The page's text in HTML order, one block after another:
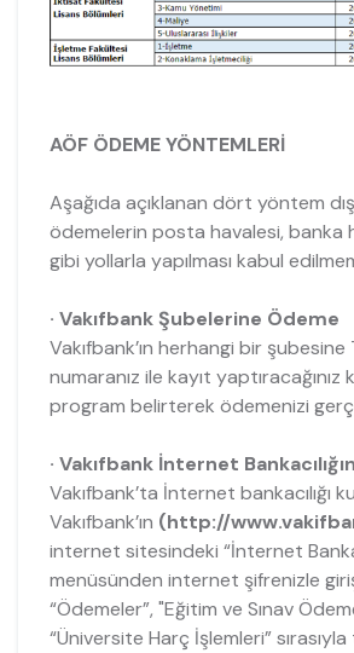
AÖF ÖDEME YÖNTEMLERİ
Aşağıda açıklanan dört yöntem
ödemelerin posta havalesi, banka
gibi yollarla yapılması kabul
· Vakıfbank Şubelerine Ödeme
Vakıfbank’ın herhangi bir şubesine
numaranız ile kayıt
program belirterek ödemenizi
· Vakıfbank İnternet
Vakıfbank’ta İnternet bankacılığı
Vakıfbank’ın (http://
internet sitesindeki “İnternet
menüsünden internet şifrenizle
“Ödemeler”, "Eğitim ve Sınav
“Üniversite Harç İşlemleri” sırasıyla